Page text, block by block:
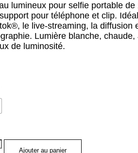
lumineux pour selfie portable de
pour téléphone et clip.
le live-streaming, la diffusion
Lumière blanche, chaude,
de luminosité.
Ajouter au panier